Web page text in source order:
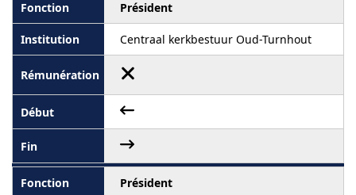
Président
Centraal kerkbestuur Oud-Turnhout
Président